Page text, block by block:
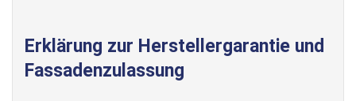
Erklärung zur Herstellergarantie und
Fassadenzulassung